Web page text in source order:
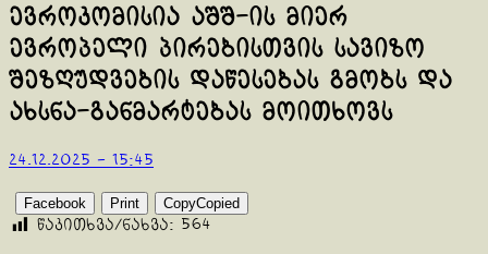
ევროკომისია აშშ-ის მიერ
ევროპელი პირებისთვის სავიზო
შეზღუდვების დაწესებას გმობს და
ახსნა-განმარტებას მოითხოვს
24.12.2025 - 15:45
Facebook Print CopyCopied
წაკითხვა/ნახვა: 564